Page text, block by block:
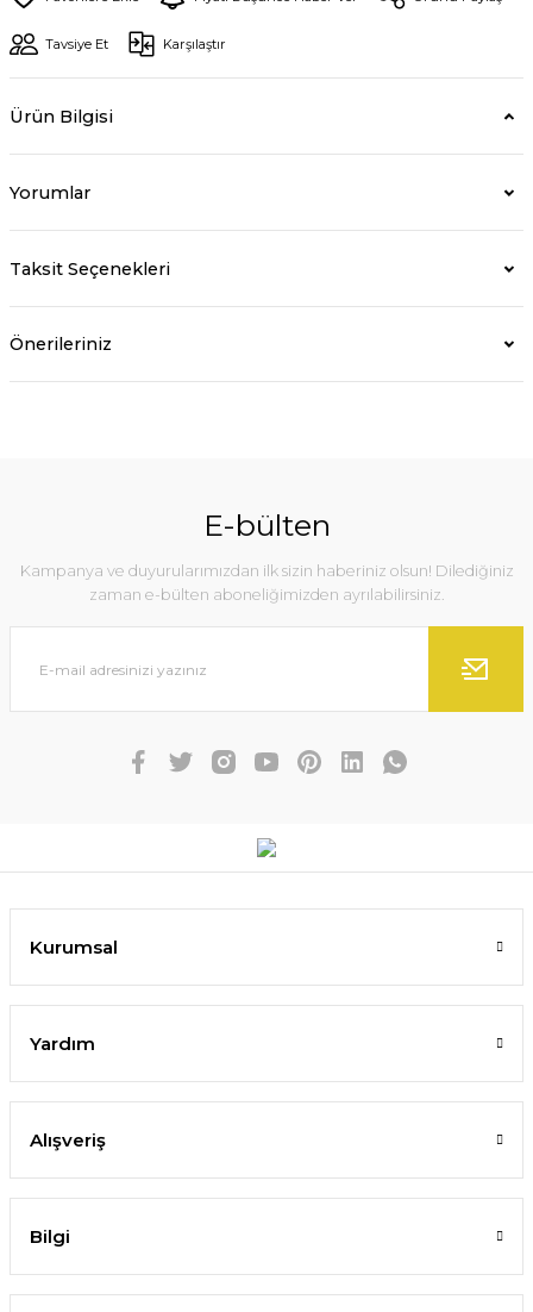
Tavsiye Et Karşılaştır
Ürün Bilgisi
Yorumlar
Taksit Seçenekleri
Önerileriniz
E-bülten
Kampanya ve duyurularımızdan ilk sizin haberiniz olsun! Dilediğiniz
zaman e-bülten aboneliğimizden ayrılabilirsiniz.
Kurumsal
Yardım
Alışveriş
Bilgi